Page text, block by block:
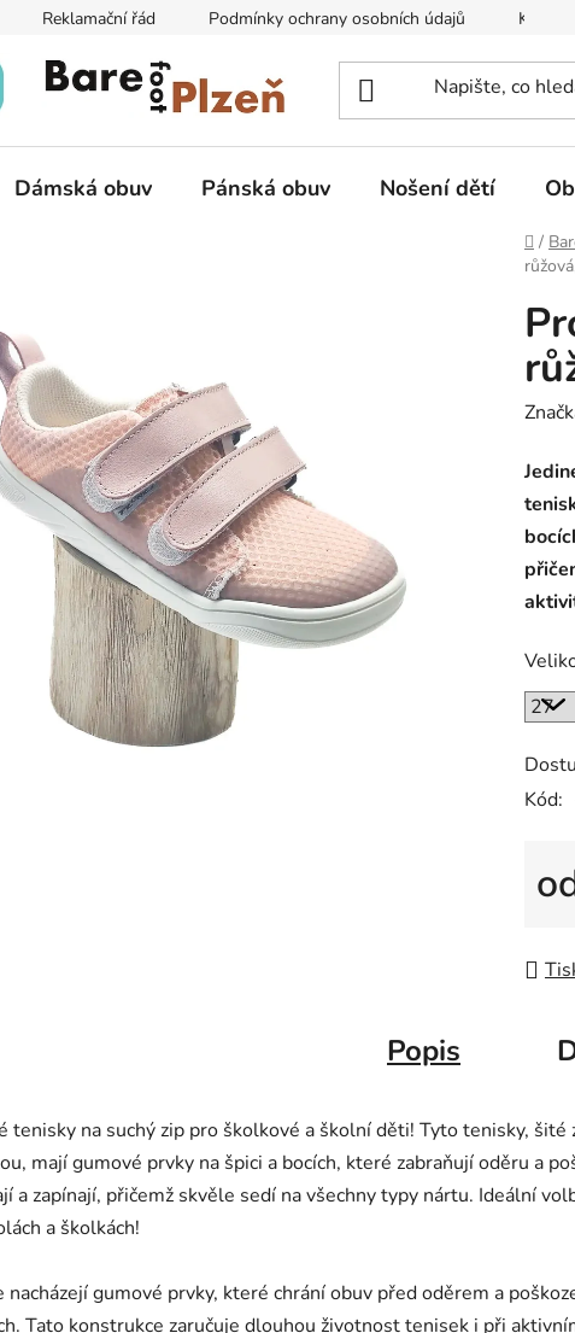
Reklamační řád Podmínky ochrany osobních údajů
Dámská obuv Pánská obuv Nošení dětí
/
Kód:
Popis
tenisky na suchý zip pro školkové a školní děti! Tyto tenisky, šité
mají gumové prvky na špici a bocích, které zabraňují oděru a
a zapínají, přičemž skvěle sedí na všechny typy nártu. Ideální
a školkách!
nacházejí gumové prvky, které chrání obuv před oděrem a
Tato konstrukce zaručuje dlouhou životnost tenisek i při